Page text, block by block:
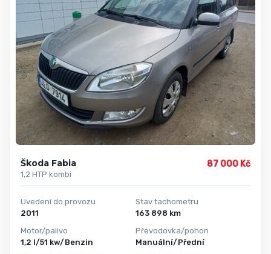
Škoda Fabia
1,2 HTP kombi
87 000 Kč
Uvedení do provozu
2011
Motor/palivo
1,2 l/51 kw/Benzin
Stav tachometru
163 898 km
Převodovka/pohon
Manuální/Přední